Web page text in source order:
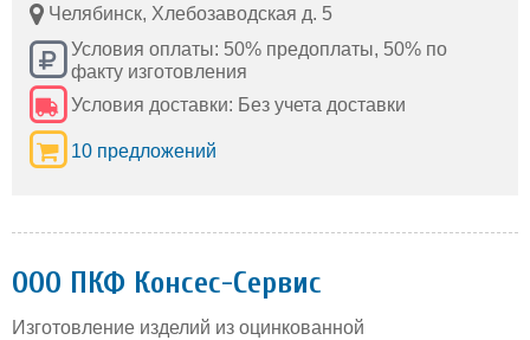
Челябинск, Хлебозаводская д. 5
Условия оплаты: 50% предоплаты, 50% по
факту изготовления
Условия доставки: Без учета доставки
10 предложений
ООО ПКФ Консес-Сервис
Изготовление изделий из оцинкованной